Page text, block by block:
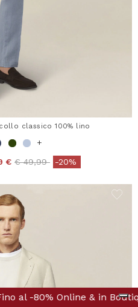
TUTTO Fino al -80%
classico 100% lino
+
€ Price reduced from
€ 49,99to-20%
FUORI TUTTO